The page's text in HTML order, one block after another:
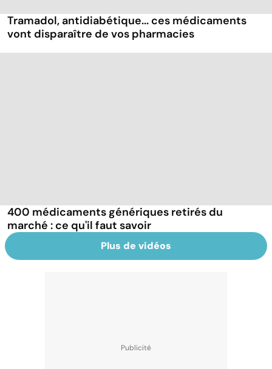
Tramadol, antidiabétique... ces médicaments
vont disparaître de vos pharmacies
400 médicaments génériques retirés du
marché : ce qu'il faut savoir
Plus de vidéos